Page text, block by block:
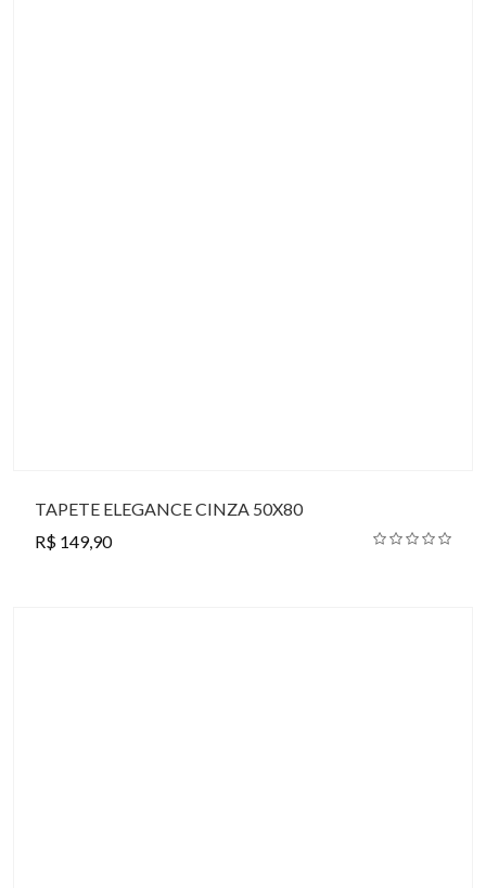
TAPETE ELEGANCE CINZA 50X80
R$ 149,90